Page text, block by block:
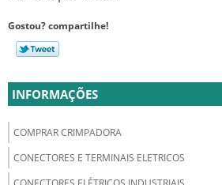
Gostou? compartilhe!
INFORMAÇÕES
COMPRAR CRIMPADORA
CONECTORES E TERMINAIS ELETRICOS